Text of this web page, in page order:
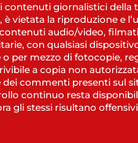
contenuti giornalistici della
vietata la riproduzione e
audio/video,
con qualsiasi
per mezzo di fotocopie,
a copia non
dei commenti presenti sul
continuo resta
gli stessi risultano